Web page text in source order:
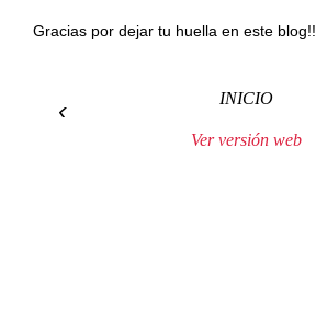
Gracias por dejar tu huella en este blog!!
‹ INICIO
Ver versión web